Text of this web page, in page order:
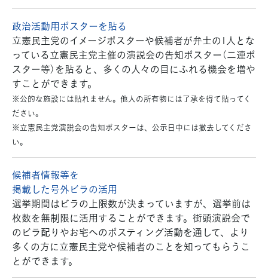
政治活動用ポスターを貼る
立憲民主党のイメージポスターや候補者が弁士の1人とな
っている立憲民主党主催の演説会の告知ポスター（二連ポ
スター等）を貼ると、多くの人々の目にふれる機会を増や
すことができます。
※公的な施設には貼れません。他人の所有物には了承を得て貼ってく
ださい。
※立憲民主党演説会の告知ポスターは、公示日中には撤去してくださ
い。
候補者情報等を
掲載した号外ビラの活用
選挙期間はビラの上限数が決まっていますが、選挙前は
枚数を無制限に活用することができます。街頭演説会で
のビラ配りやお宅へのポスティング活動を通して、より
多くの方に立憲民主党や候補者のことを知ってもらうこ
とができます。